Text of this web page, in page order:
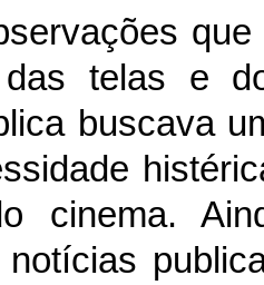
telas e
buscava
cinema.